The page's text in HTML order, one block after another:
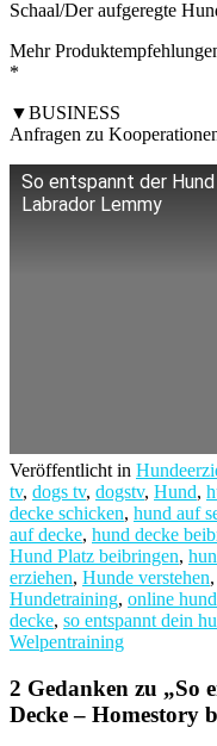
Schaal/Der aufgeregte
Mehr
*
▼BUSINESS
Anfragen zu
So entspannt der
Labrador Lemmy
Veröffentlicht in
tv, dogs tv, dogstv, Hund,
decke schicken, hund auf
auf decke, hund decke
Hund Platz beibringen,
erziehen, Hunde verstehen,
Hundetraining, online
decke, so entspannt dein
Welpentraining
2 Gedanken zu „So
Decke – Homestory